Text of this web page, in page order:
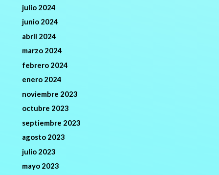
julio 2024
junio 2024
abril 2024
marzo 2024
febrero 2024
enero 2024
noviembre 2023
octubre 2023
septiembre 2023
agosto 2023
julio 2023
mayo 2023